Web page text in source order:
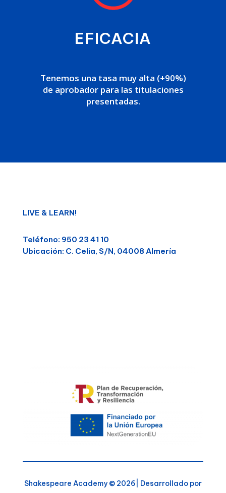
EFICACIA
Tenemos una tasa muy alta (+90%)
de aprobador para las titulaciones
presentadas.
LIVE & LEARN!
Teléfono: 950 23 41 10
Ubicación: C. Celia, S/N, 04008 Almería
Shakespeare Academy © 2026| Desarrollado por